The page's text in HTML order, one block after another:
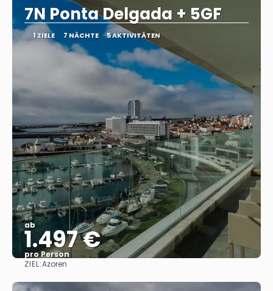
7N Ponta Delgada + 5GF
1 ZIELE 7 NÄCHTE 5 AKTIVITÄTEN
ab
1.497 €
pro Person
ZIEL:Azoren